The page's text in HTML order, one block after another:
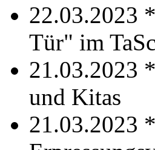
22.03.2023 *
Tür" im
21.03.2023 *
und Kitas
21.03.2023 *